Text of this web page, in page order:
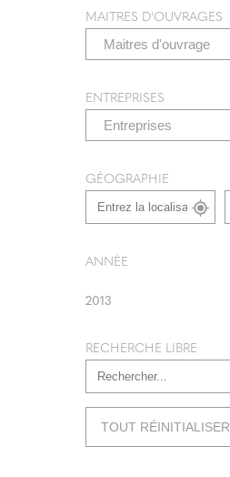
MAITRES D'OUVRAGES
ENTREPRISES
GÉOGRAPHIE
ANNÉE
2013
RECHERCHE LIBRE
TOUT RÉINITIALISER